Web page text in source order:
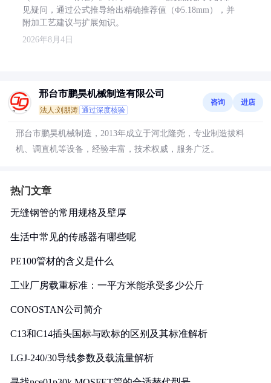
见疑问，通过公式推导给出精确推荐值（Φ5.18mm），并
附加工艺建议与扩展知识。
2026年8月4日
邢台市鹏昊机械制造有限公司
法人:刘朋涛 通过深度核验
咨询 进店
邢台市鹏昊机械制造，2013年成立于河北隆尧，专业制造拔料
机、调直机等设备，经验丰富，技术权威，服务广泛。
热门文章
无缝钢管的常用规格及壁厚
生活中常见的传感器有哪些呢
PE100管材的含义是什么
工业厂房载重标准：一平方米能承受多少公斤
CONOSTAN公司简介
C13和C14插头国标与欧标的区别及其标准解析
LGJ-240/30导线参数及载流量解析